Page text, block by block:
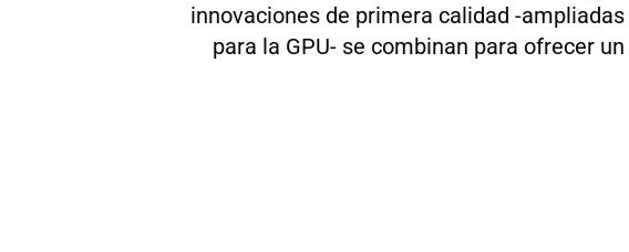
innovaciones de primera calidad -
para la GPU- se combinan para ofrecer